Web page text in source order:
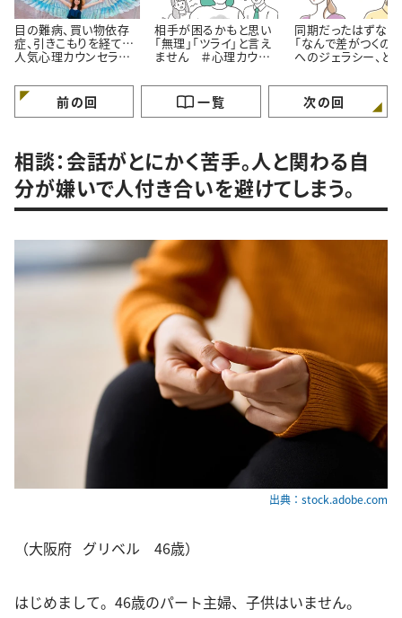
目の難病、買い物依存
症、引きこもりを経て…
人気心理カウンセラー
る」たった一つの方法
相手が困るかもと思い
「無理」「ツライ」と言え
ません ＃心理カウン
する考え方
同期だったはずな
「なんで差がつくの？
へのジェラシー、ど
ラーうさこの心を軽
る考え方
前の回 一覧 次の回
相談：会話がとにかく苦手。人と関わる自
分が嫌いで人付き合いを避けてしまう。
出典：stock.adobe.com
（大阪府 グリベル 46歳）
はじめまして。46歳のパート主婦、子供はいません。